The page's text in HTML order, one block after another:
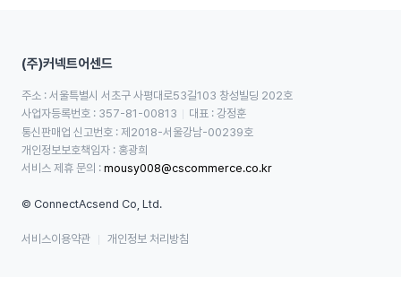
(주)커넥트어센드
주소 : 서울특별시 서초구 사평대로53길103 창성빌딩 202호
사업자등록번호 : 357-81-00813
대표 : 강정훈
통신판매업 신고번호 : 제2018-서울강남-00239호
개인정보보호책임자 : 홍광희
서비스 제휴 문의 : mousy008@cscommerce.co.kr
© ConnectAcsend Co, Ltd.
서비스이용약관 개인정보 처리방침